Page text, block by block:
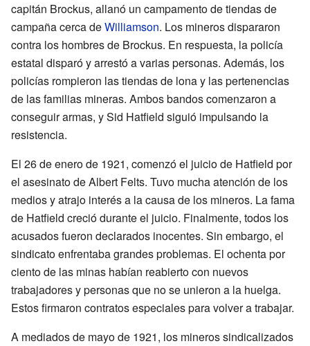
capitán Brockus, allanó un campamento de tiendas de
campaña cerca deWilliamson. Los mineros dispararon
contra los hombres de Brockus. En respuesta, la policía
estatal disparó y arrestó a varias personas. Además, los
policías rompieron las tiendas de lona y las pertenencias
de las familias mineras. Ambos bandos comenzaron a
conseguir armas, y Sid Hatfield siguió impulsando la
resistencia.
El 26 de enero de 1921, comenzó el juicio de Hatfield por
el asesinato de Albert Felts. Tuvo mucha atención de los
medios y atrajo interés a la causa de los mineros. La fama
de Hatfield creció durante el juicio. Finalmente, todos los
acusados fueron declarados inocentes. Sin embargo, el
sindicato enfrentaba grandes problemas. El ochenta por
ciento de las minas habían reabierto con nuevos
trabajadores y personas que no se unieron a la huelga.
Estos firmaron contratos especiales para volver a trabajar.
A mediados de mayo de 1921, los mineros sindicalizados